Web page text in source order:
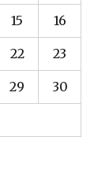
15 16
22 23
29 30